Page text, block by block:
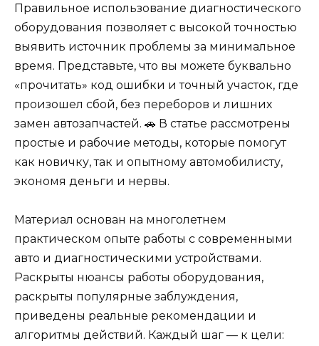
Правильное использование диагностического
оборудования позволяет с высокой точностью
выявить источник проблемы за минимальное
время. Представьте, что вы можете буквально
«прочитать» код ошибки и точный участок, где
произошел сбой, без переборов и лишних
замен автозапчастей. 🚗 В статье рассмотрены
простые и рабочие методы, которые помогут
как новичку, так и опытному автомобилисту,
экономя деньги и нервы.
Материал основан на многолетнем
практическом опыте работы с современными
авто и диагностическими устройствами.
Раскрыты нюансы работы оборудования,
раскрыты популярные заблуждения,
приведены реальные рекомендации и
алгоритмы действий. Каждый шаг — к цели: